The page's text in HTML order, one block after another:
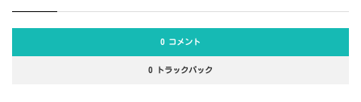
0 コメント
0 トラックバック